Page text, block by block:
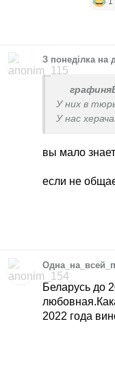
З понеділка на
У них в
У нас
вы мало
если не
Беларусь до
2022 года